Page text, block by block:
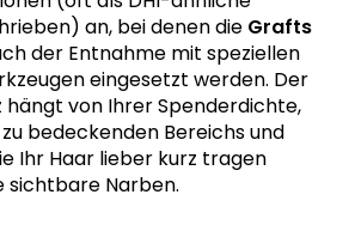
an, bei denen die Grafts
der Entnahme mit speziellen
eingesetzt werden. Der
hängt von Ihrer Spenderdichte,
bedeckenden Bereichs und
Ihr Haar lieber kurz tragen
sichtbare Narben.